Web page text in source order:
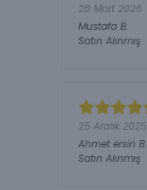
28 Mart 2026
Mustafa B.
Satın Alınmış
25 Aralık 2025
Ahmet ersin B.
Satın Alınmış